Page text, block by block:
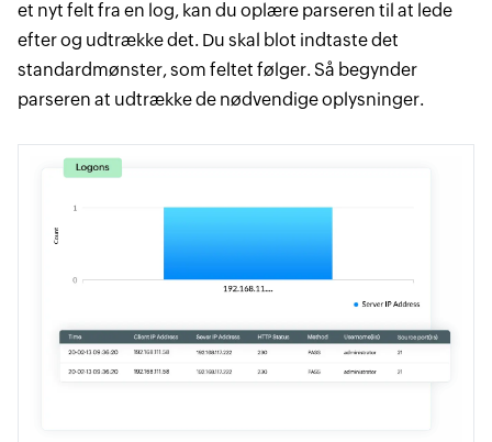
et nyt felt fra en log, kan du oplære parseren til at lede
efter og udtrække det. Du skal blot indtaste det
standardmønster, som feltet følger. Så begynder
parseren at udtrække de nødvendige oplysninger.